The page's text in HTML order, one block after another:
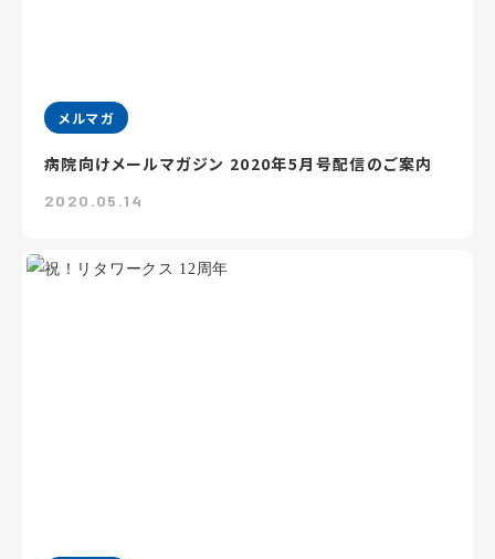
メルマガ
病院向けメールマガジン 2020年5月号配信のご案内
2020.05.14